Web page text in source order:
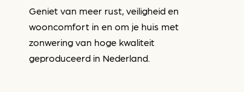
Geniet van meer rust, veiligheid en
wooncomfort in en om je huis met
zonwering van hoge kwaliteit
geproduceerd in Nederland.